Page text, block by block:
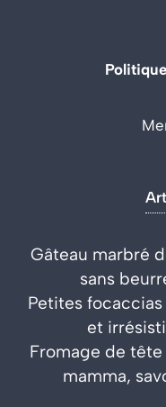
Gâteau marbré
sans
Petites
et
Fromage de
mamma,